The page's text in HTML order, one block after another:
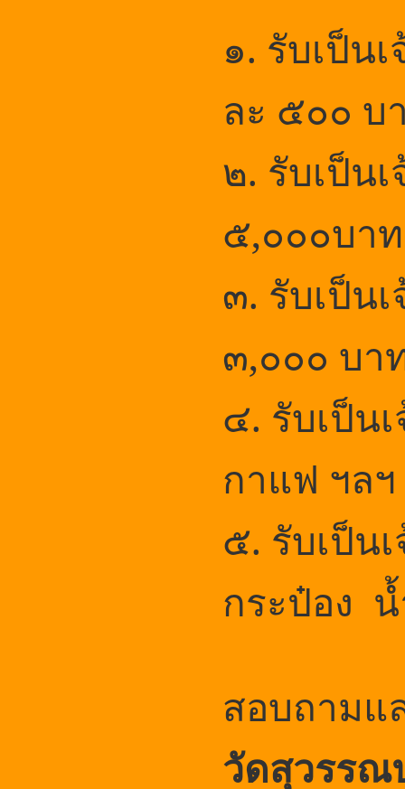
๑. รับเป็น
ละ ๕๐๐ บ
๒. รับเป็น
๕,๐๐๐บาท
๓. รับเป็น
๓,๐๐๐ บา
๔. รับเป็น
กาแฟ ฯล
๕. รับเป็น
กระป๋อง
สอบถาม
วัดสุวรรณ